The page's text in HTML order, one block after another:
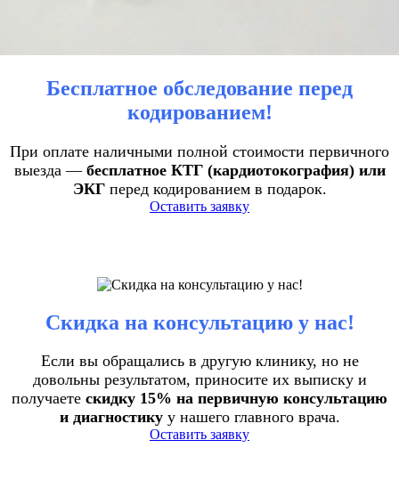
Бесплатное обследование перед
кодированием!
При оплате наличными полной стоимости первичного
выезда — бесплатное КТГ (кардиотокография) или
ЭКГперед кодированием в подарок.
Оставить заявку
Скидка на консультацию у нас!
Если вы обращались в другую клинику, но не
довольны результатом, приносите их выписку и
получаете скидку 15% на первичную консультацию
и диагностикуу нашего главного врача.
Оставить заявку